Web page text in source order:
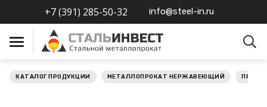
+7 (391) 285-50-32 info@steel-in.ru
КАТАЛОГ ПРОДУКЦИИ МЕТАЛЛОПРОКАТ НЕРЖАВЕЮЩИЙ